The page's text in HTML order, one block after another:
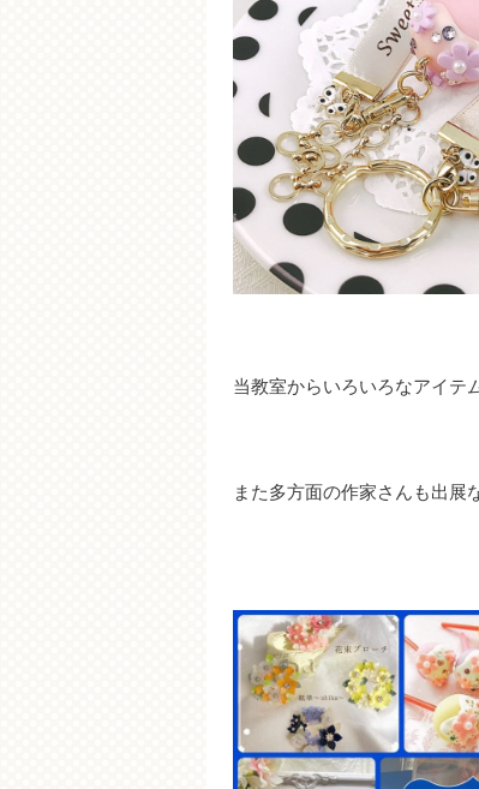
当教室からいろいろなアイテ
また多方面の作家さんも出展